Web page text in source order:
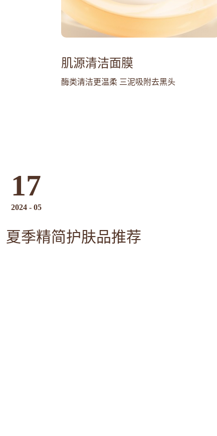
肌源清洁面膜
酶类清洁更温柔 三泥吸附去黑头
17
2024 - 05
夏季精简护肤品推荐